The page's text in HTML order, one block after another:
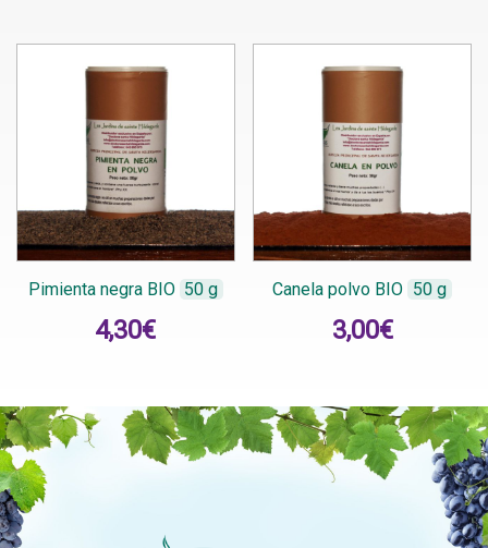
Pimienta negra BIO 50 g
4,30€
Canela polvo BIO 50 g
3,00€